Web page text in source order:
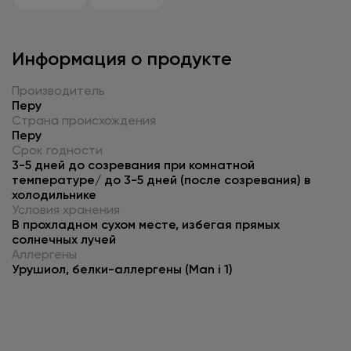
Информация о продукте
Производитель
Перу
Страна происхождения
Перу
Срок годности
3-5 дней до созревания при комнатной
температуре/ до 3-5 дней (после созревания) в
холодильнике
Условия хранения
В прохладном сухом месте, избегая прямых
солнечных лучей
Аллергены
Урушиол, белки-аллергены (Man i 1)